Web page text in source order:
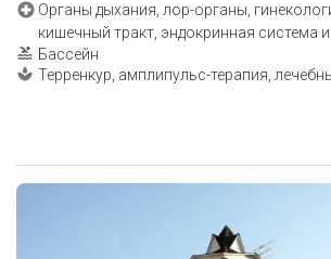
Органы дыхания, лор-органы,
кишечный тракт, эндокринная система
Бассейн
Терренкур, амплипульс-терапия,